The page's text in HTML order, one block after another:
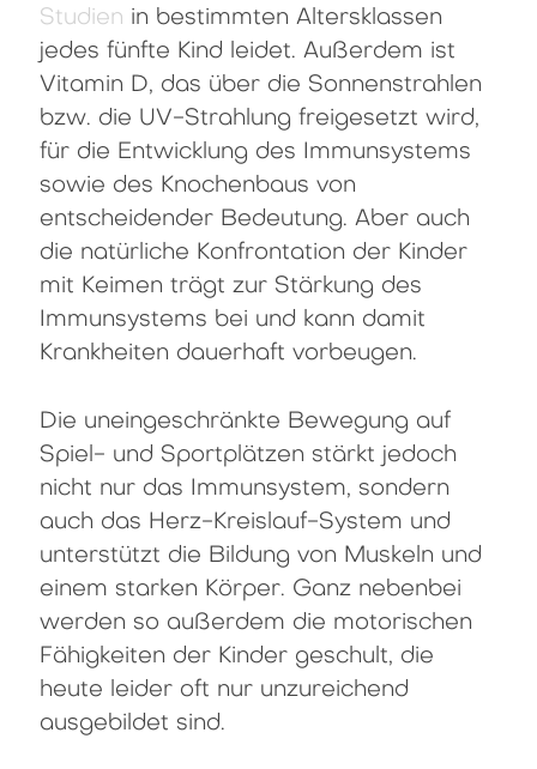
Studien in bestimmten Altersklassen
jedes fünfte Kind leidet. Außerdem ist
Vitamin D, das über die Sonnenstrahlen
bzw. die UV-Strahlung freigesetzt wird,
für die Entwicklung des Immunsystems
sowie des Knochenbaus von
entscheidender Bedeutung. Aber auch
die natürliche Konfrontation der Kinder
mit Keimen trägt zur Stärkung des
Immunsystems bei und kann damit
Krankheiten dauerhaft vorbeugen.
Die uneingeschränkte Bewegung auf
Spiel- und Sportplätzen stärkt jedoch
nicht nur das Immunsystem, sondern
auch das Herz-Kreislauf-System und
unterstützt die Bildung von Muskeln und
einem starken Körper. Ganz nebenbei
werden so außerdem die motorischen
Fähigkeiten der Kinder geschult, die
heute leider oft nur unzureichend
ausgebildet sind.